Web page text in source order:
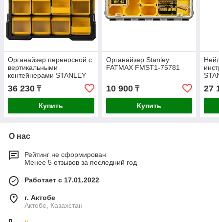
Органайзер переносной с
вертикальными
контейнерами STANLEY
FATMAX FMST81077-1
36 230 ₸
Купить
Органайзер Stanley
FATMAX FMST1-75781
10 900₸
Купить
27
О нас
Рейтинг не сформирован
Менее 5 отзывов за последний год
Работает с 17.01.2022
г. Актобе
Актобе, Казахстан